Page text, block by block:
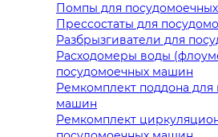
Помпы для
Прессостаты для
Разбрызгиватели для
Расходомеры воды
посудомоечных машин
Ремкомплект поддона для
машин
Ремкомплект